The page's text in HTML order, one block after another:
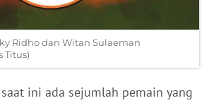
Ridho dan Witan Sulaeman
Titus)
saat ini ada sejumlah pemain yang